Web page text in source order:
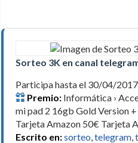
Sorteo 3K en canal
Participa hasta el 30/04/2017
Premio: Informática ›
mi pad 2 16gb Gold Version
Tarjeta Amazon 50€ Tarjeta
Escrito en:sorteo,telegram,